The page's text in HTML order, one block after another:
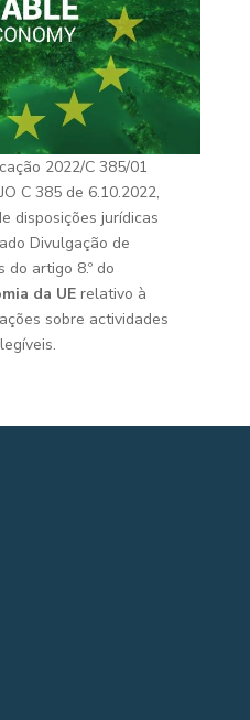
2022/C 385/01
C 385 de 6.10.2022,
disposições jurídicas
Divulgação de
do artigo 8.º do
da UE relativo à
sobre actividades